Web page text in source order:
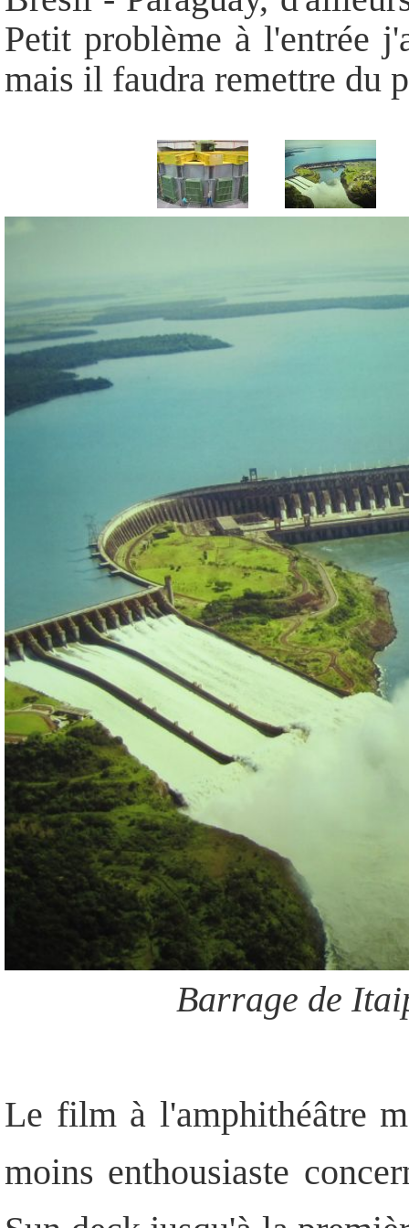
Petit problème à l'entrée
mais il faudra remettre du
Barrage de
Le film à l'amphithéâtre
moins enthousiaste